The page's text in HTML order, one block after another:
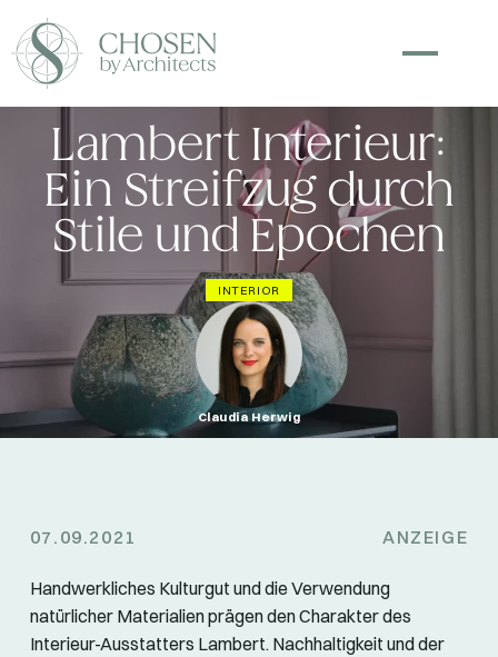
Lambert Interieur:
Ein Streifzug durch
Stile und Epochen
INTERIOR
Claudia Herwig
07.09.2021 ANZEIGE
Handwerkliches Kulturgut und die Verwendung
natürlicher Materialien prägen den Charakter des
Interieur-Ausstatters Lambert. Nachhaltigkeit und der